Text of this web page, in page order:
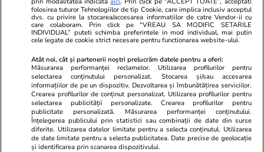
PARTENERI
folosirea tuturor Tehnologiilor de tip Cookie, care implica inclusiv acceptul
dvs. cu privire la stocarea/accesarea informatiilor de catre Vendor-ii cu
care colaboram. Prin click pe “VREAU SA MODIFIC SETARILE
INDIVIDUAL” puteti schimba preferintele in mod individual, mai putin
cele legate de cookie strict necesare pentru functionarea website-ului.
Atât noi, cât și partenerii noștri prelucrăm datele pentru a oferi:
Măsurarea performanței reclamelor. Utilizarea profilurilor pentru
selectarea conținutului personalizat. Stocarea și/sau accesarea
informațiilor de pe un dispozitiv. Dezvoltarea și îmbunătățirea serviciilor.
Crearea profilurilor de conținut personalizat. Utilizarea profilurilor pentru
selectarea publicității personalizate. Crearea profilurilor pentru
publicitate personalizată. Măsurarea performanței conținutului.
Înțelegerea publicului prin statistici sau combinații de date din surse
diferite. Utilizarea datelor limitate pentru a selecta conținutul. Utilizarea
de date limitate pentru a selecta publicitatea. Date precise de geolocație
și identificarea prin scanarea dispozitivului.